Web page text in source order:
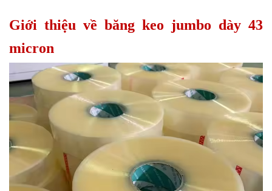
Giới thiệu về băng keo jumbo dày 43
micron